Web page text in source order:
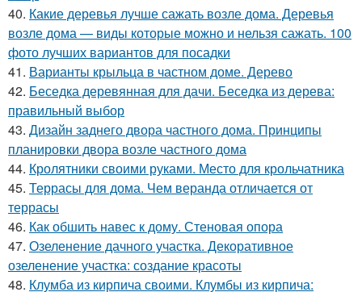
40. Какие деревья лучше сажать возле дома. Деревья
возле дома — виды которые можно и нельзя сажать. 100
фото лучших вариантов для посадки
41. Варианты крыльца в частном доме. Дерево
42. Беседка деревянная для дачи. Беседка из дерева:
правильный выбор
43. Дизайн заднего двора частного дома. Принципы
планировки двора возле частного дома
44. Кролятники своими руками. Место для крольчатника
45. Террасы для дома. Чем веранда отличается от
террасы
46. Как обшить навес к дому. Стеновая опора
47. Озеленение дачного участка. Декоративное
озеленение участка: создание красоты
48. Клумба из кирпича своими. Клумбы из кирпича: